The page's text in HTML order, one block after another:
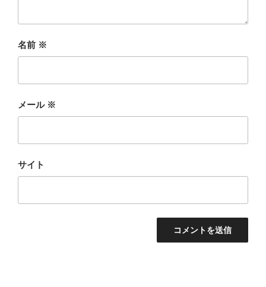
名前 ※
メール ※
サイト